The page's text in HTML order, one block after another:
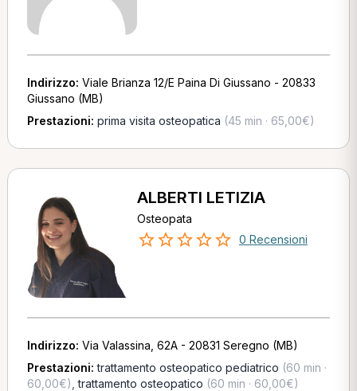
Indirizzo: Viale Brianza 12/E Paina Di Giussano - 20833
Giussano (MB)
Prestazioni: prima visita osteopatica (45 min · 65,00€)
ALBERTI LETIZIA
Osteopata
0 Recensioni
Indirizzo: Via Valassina, 62A - 20831 Seregno (MB)
Prestazioni:trattamento osteopatico pediatrico (60 min ·
60,00€) ,trattamento osteopatico (60 min · 60,00€)